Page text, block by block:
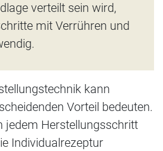
verteilt sein wird,
mit Verrühren und
kann
Vorteil bedeuten.
jedem Herstellungsschritt
Individualrezeptur